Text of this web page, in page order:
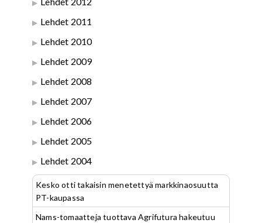
Lehdet 2011
Lehdet 2010
Lehdet 2009
Lehdet 2008
Lehdet 2007
Lehdet 2006
Lehdet 2005
Lehdet 2004
Kesko otti takaisin menetettyä markkinaosuutta
PT-kaupassa
Nams-tomaatteja tuottava Agrifutura hakeutuu